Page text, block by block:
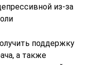
из-за
поддержку
а также